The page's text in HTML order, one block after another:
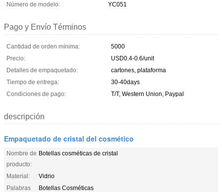
Número de modelo:
YC051
Pago y Envío Términos
Cantidad de orden mínima:
5000
Precio:
USD0.4-0.6/unit
Detalles de empaquetado:
cartones, plataforma
Tiempo de entrega:
30-40days
Condiciones de pago:
T/T, Western Union, Paypal
descripción
Empaquetado de cristal del cosmético
Nombre de
producto:
Botellas cosméticas de cristal
Material:
Vidrio
Palabras
Botellas Cosméticas